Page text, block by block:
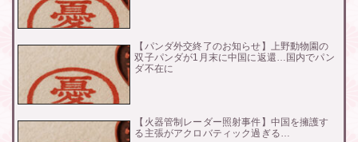
【パンダ外交終了のお知らせ】上野動物園の
双子パンダが1月末に中国に返還…国内でパン
ダ不在に
【火器管制レーダー照射事件】中国を擁護す
る主張がアクロバティック過ぎる…